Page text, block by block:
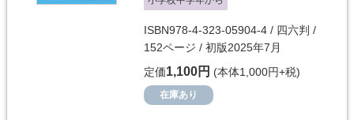
ISBN978-4-323-05904-4 / 四六判 /
152ページ / 初版2025年7月
定価1,100円 (本体1,000円+税)
在庫あり